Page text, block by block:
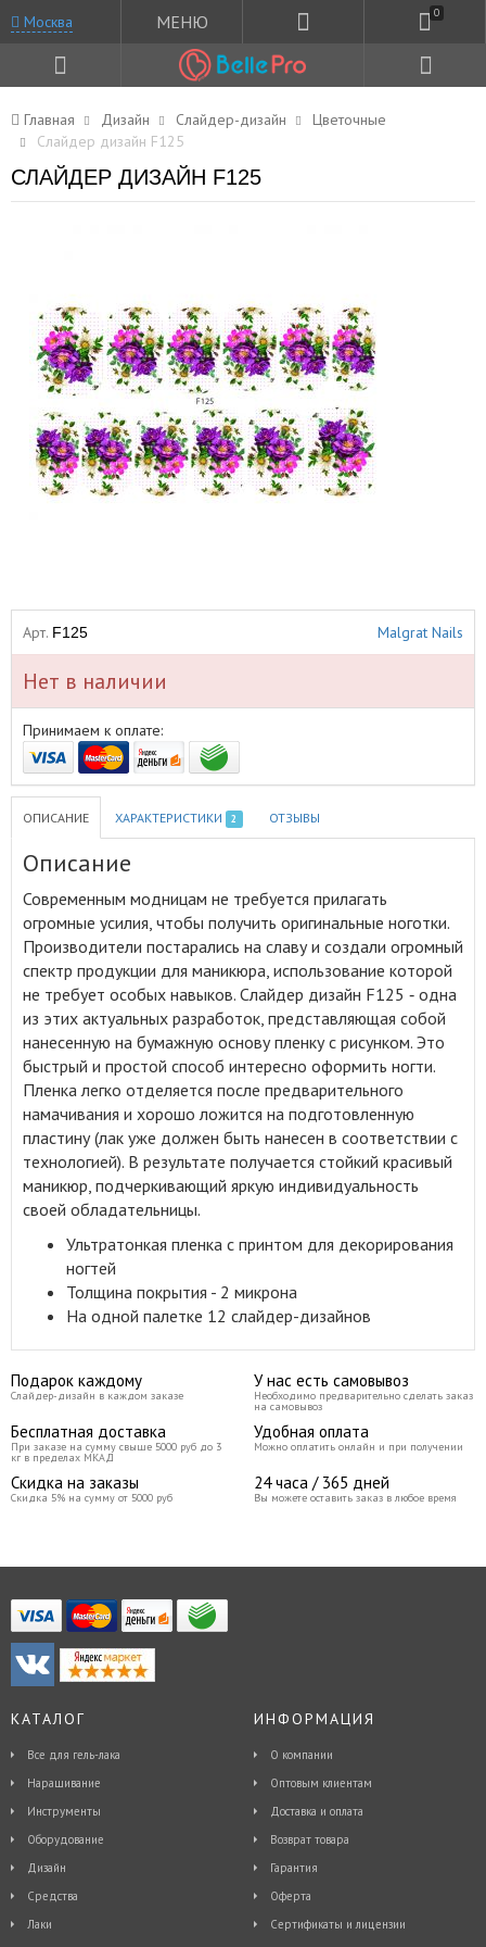
Москва МЕНЮ 0
Главная Дизайн Слайдер-дизайн
Цветочные
Слайдер дизайн F125
СЛАЙДЕР ДИЗАЙН F125
Арт. F125 Malgrat Nails
Нет в наличии
Принимаем к оплате:
ОПИСАНИЕ ХАРАКТЕРИСТИКИ 2 ОТЗЫВЫ
Описание
Современным модницам не требуется прилагать
огромные усилия, чтобы получить оригинальные ноготки.
Производители постарались на славу и создали огромный
спектр продукции для маникюра, использование которой
не требует особых навыков. Слайдер дизайн F125 ‑ одна
из этих актуальных разработок, представляющая собой
нанесенную на бумажную основу пленку с рисунком. Это
быстрый и простой способ интересно оформить ногти.
Пленка легко отделяется после предварительного
намачивания и хорошо ложится на подготовленную
пластину (лак уже должен быть нанесен в соответствии с
технологией). В результате получается стойкий красивый
маникюр, подчеркивающий яркую индивидуальность
своей обладательницы.
Ультратонкая пленка с принтом для декорирования
ногтей
Толщина покрытия - 2 микрона
На одной палетке 12 слайдер-дизайнов
Подарок каждому
Слайдер-дизайн в каждом заказе
У нас есть самовывоз
Необходимо предварительно сделать заказ
на самовывоз
Бесплатная доставка
При заказе на сумму свыше 5000 руб до 3
кг в пределах МКАД
Удобная оплата
Можно оплатить онлайн и при получении
Скидка на заказы
Скидка 5% на сумму от 5000 руб
24 часа / 365 дней
Вы можете оставить заказ в любое время
КАТАЛОГ
Все для гель-лака
Наращивание
Инструменты
Оборудование
Дизайн
Средства
Лаки
ИНФОРМАЦИЯ
О компании
Оптовым клиентам
Доставка и оплата
Возврат товара
Гарантия
Оферта
Сертификаты и лицензии